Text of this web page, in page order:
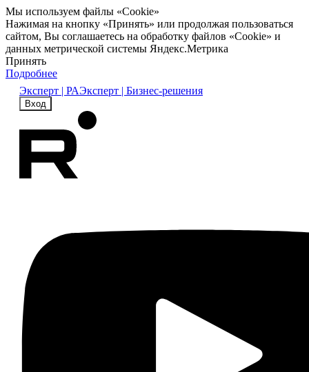
Мы используем файлы «Cookie»
Нажимая на кнопку «Принять» или продолжая пользоваться
сайтом, Вы соглашаетесь на обработку файлов «Cookie» и
данных метрической системы Яндекс.Метрика
Принять
Подробнее
Эксперт | РАЭксперт | Бизнес-решения
Вход